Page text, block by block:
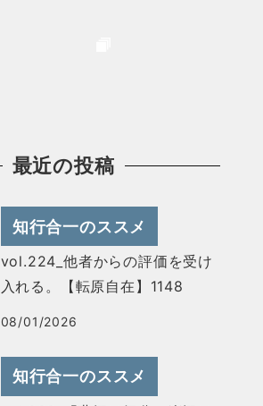
最近の投稿
知行合一のススメ
vol.224_他者からの評価を受け
入れる。【転原自在】1148
08/01/2026
知行合一のススメ